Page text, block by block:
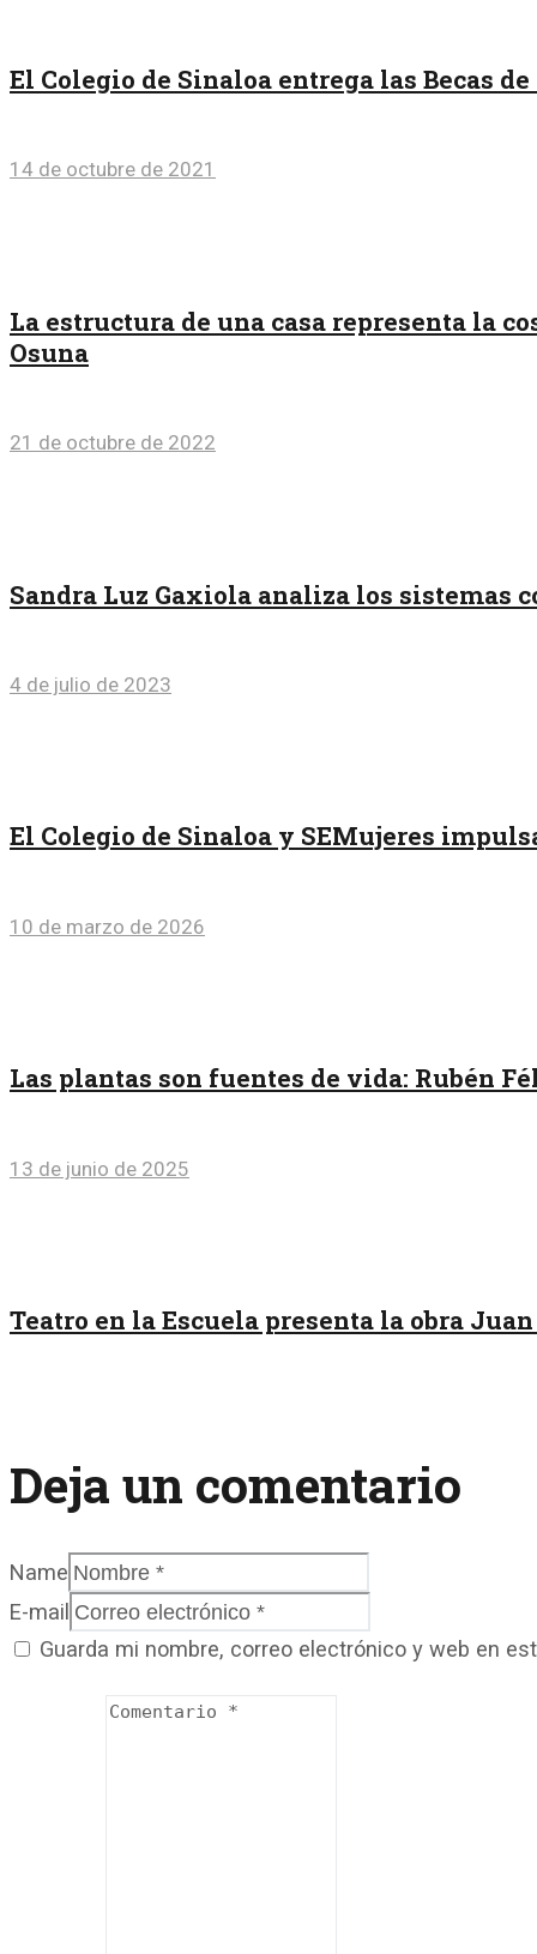
El Colegio de Sinaloa entrega las Becas
14 de octubre de 2021
La estructura de una casa representa la
Osuna
21 de octubre de 2022
Sandra Luz Gaxiola analiza los sistemas
4 de julio de 2023
El Colegio de Sinaloa y SEMujeres
10 de marzo de 2026
Las plantas son fuentes de vida: Rubén
13 de junio de 2025
Teatro en la Escuela presenta la obra
Deja un comentario
Name
E-mail
Guarda mi nombre, correo electrónico y web en